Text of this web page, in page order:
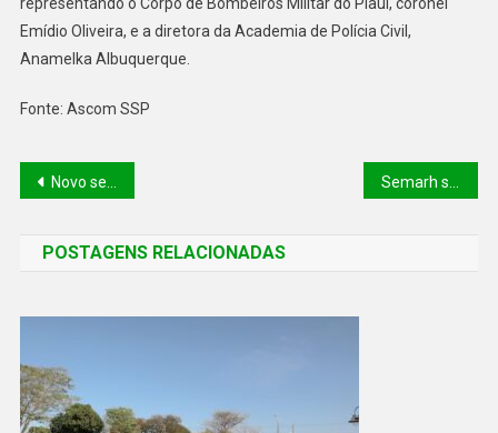
Emídio Oliveira, e a diretora da Academia de Polícia Civil,
Anamelka Albuquerque.
Fonte: Ascom SSP
Novo serviço: Gov.pi Cidadão vai disponibilizar Diploma Digital para estudantes
POSTAGENS RELACIONADAS